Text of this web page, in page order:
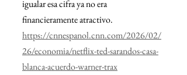
igualar esa cifra ya no era
financieramente atractivo.
https://cnnespanol.cnn.com/2026/02/
26/economia/netflix-ted-sarandos-casa-
blanca-acuerdo-warner-trax